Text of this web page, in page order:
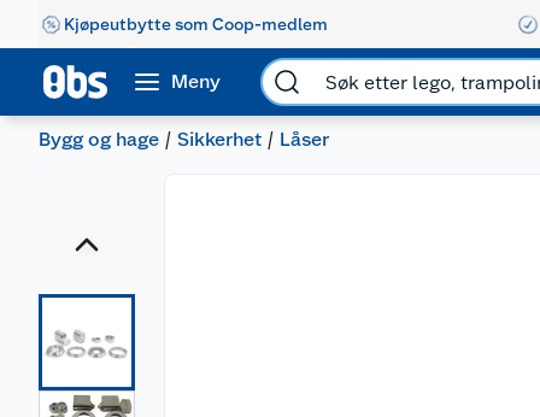
Kjøpeutbytte som Coop-medlem
Meny
Bygg og hage Sikkerhet Låser